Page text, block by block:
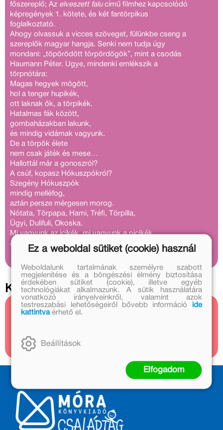
főszereplő; Az elveszett falucímű filmhez kapcsolódó
képregények 1. kötete, és két fantörpikus
foglalkoztató.
Ahogy olvassuk a vicces szöveget, fülünkbe cseng a
szereplők magyar hangja. Senki nem tudja úgy
mondani: „töpörödött törpördögök”, mint a csodás
Haumann Péter. Ugye, mindenki emlékszik a
törpnótára:
Magas hegyek mögött,
hol a tenger hupikék,
ott laknak ők, a törpikék.
Hatalmas fák között,
gombaházakban lakunk,
és mindig vidámak vagyunk.
De a törpök élete
nem csak játék és mese…
Hallottál már a gonoszról?
A csúf, kopasz Hókuszpókról?
Szegény Hókuszpók
mindig melléfog,
aztán persze mérgesen morog.
Nótata, Törpapa, Hami, Tréfi, Törpilla,
Ügyi, Dulifuli, Okoska.
Mi vagyunk az icikék, mi vagyunk a picikék,
A HUPIKÉK TÖRPIKÉK.
Kapcsolódó cikkek
Ez a weboldal sütiket (cookie) használ
Weboldalunk tartalmának személyre szabott
megjelenítése és a böngészési élmény biztosítása
érdekében sütiket (cookie), illetve egyéb
technológiákat alkalmazunk. A sütik használatára
vonatkozó irányelveinkről, valamint azok
testreszabási lehetőségeiről bővebb információ
ide
kattintvaérhető el.
Beállítások
Elfogadom